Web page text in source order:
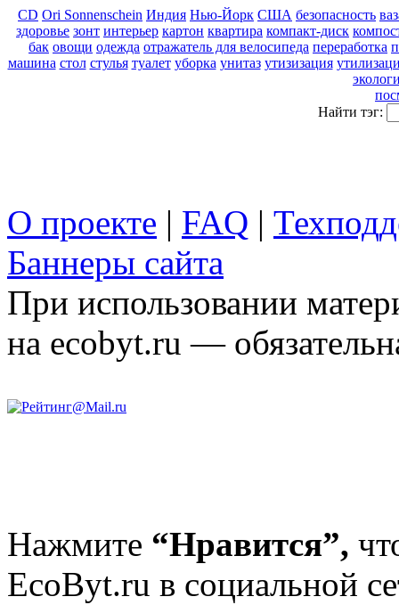
CD Ori Sonnenschein Индия Нью-Йорк США безопасность
здоровье зонт интерьер картон квартира компакт-диск
бак овощи одежда отражатель для велосипеда переработка
машина стол стулья туалет уборка унитаз утизизация
Найти тэг:
О проекте | FAQ |
Баннеры сайта
При использовании
на ecobyt.ru —
Нажмите “Нравится”,
EcoByt.ru в социальной